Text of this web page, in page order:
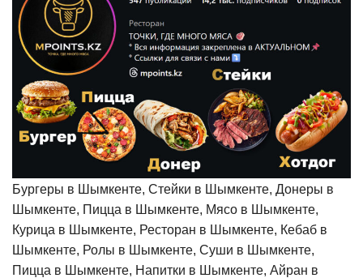
Бургеры в Шымкенте, Стейки в Шымкенте, Донеры в
Шымкенте, Пицца в Шымкенте, Мясо в Шымкенте,
Курица в Шымкенте, Ресторан в Шымкенте, Кебаб в
Шымкенте, Ролы в Шымкенте, Суши в Шымкенте,
Пицца в Шымкенте, Напитки в Шымкенте, Айран в